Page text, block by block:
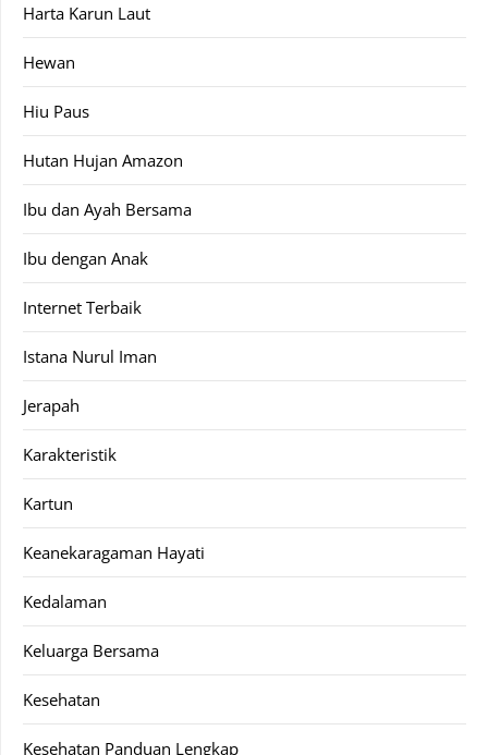
Harta Karun Laut
Hewan
Hiu Paus
Hutan Hujan Amazon
Ibu dan Ayah Bersama
Ibu dengan Anak
Internet Terbaik
Istana Nurul Iman
Jerapah
Karakteristik
Kartun
Keanekaragaman Hayati
Kedalaman
Keluarga Bersama
Kesehatan
Kesehatan Panduan Lengkap